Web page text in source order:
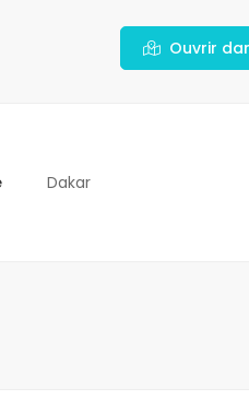
Ouvrir
Dakar